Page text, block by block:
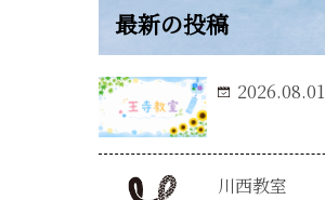
最新の投稿
2026.08.01
川西教室